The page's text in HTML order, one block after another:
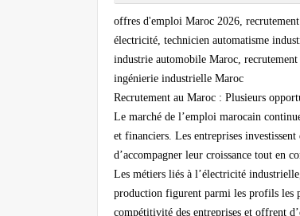
offres d'emploi Maroc 2026,
électricité, technicien automatisme
industrie automobile Maroc,
ingénierie industrielle Maroc
Recrutement au Maroc : Plusieurs
Le marché de l’emploi marocain
et financiers. Les entreprises
d’accompagner leur croissance tout en
Les métiers liés à l’électricité
production figurent parmi les profils les
compétitivité des entreprises et offrent